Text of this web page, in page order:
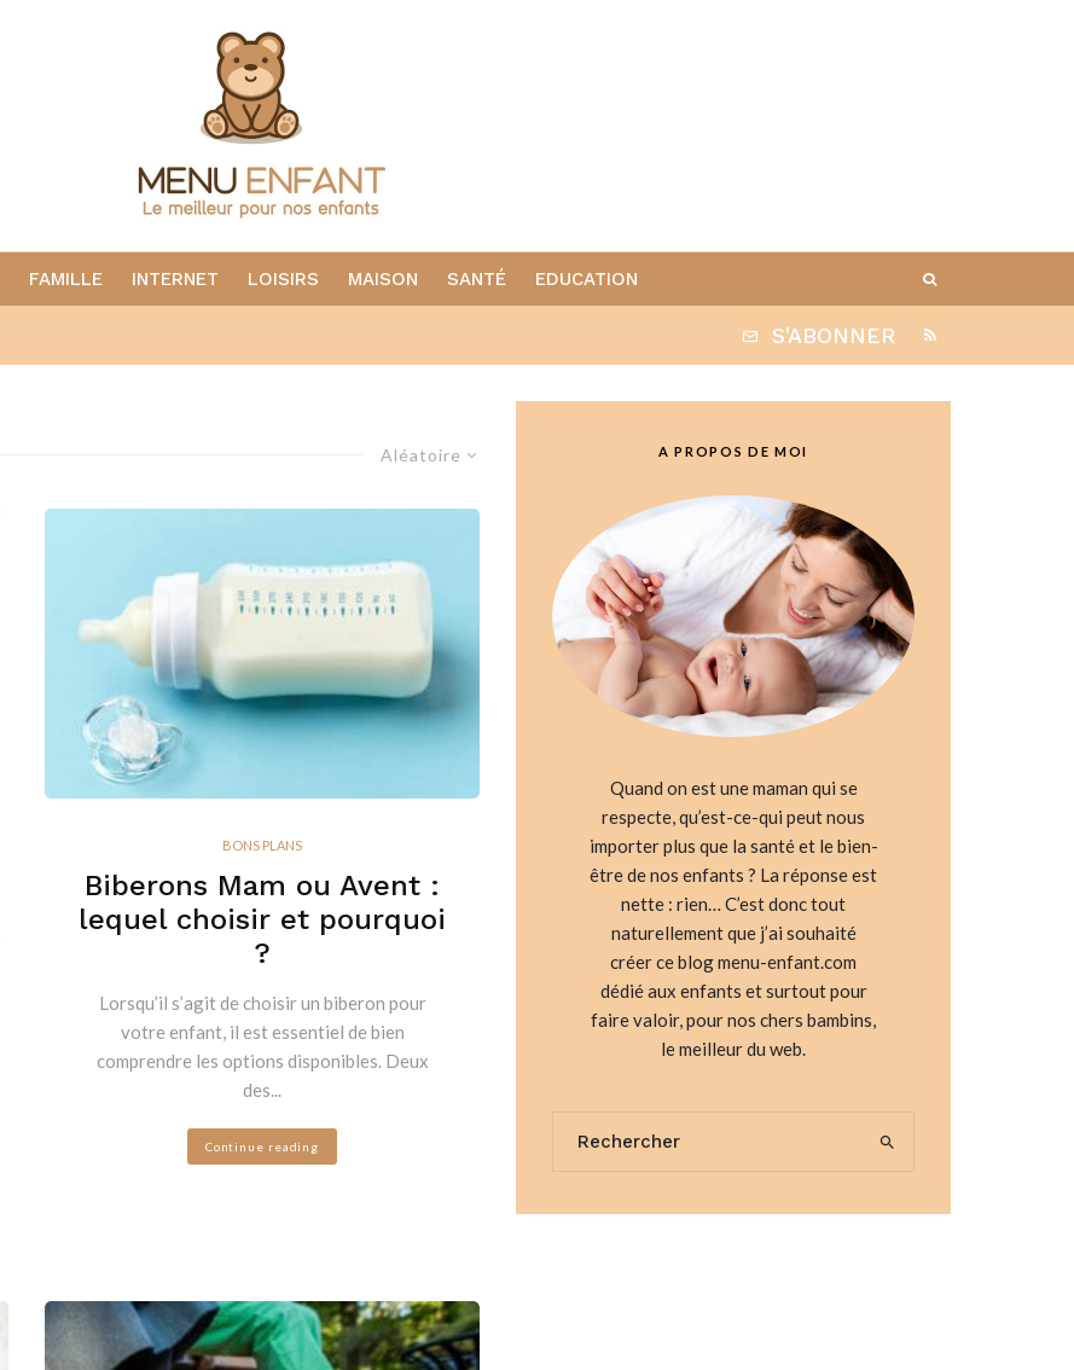
FAMILLE INTERNET LOISIRS MAISON SANTÉ EDUCATION
S'ABONNER
Aléatoire
BONS PLANS
Biberons Mam ou Avent :
lequel choisir et pourquoi
?
Lorsqu’il s’agit de choisir un biberon pour
votre enfant, il est essentiel de bien
comprendre les options disponibles. Deux
des...
Continue reading
A PROPOS DE MOI
Quand on est une maman qui se
respecte, qu’est-ce-qui peut nous
importer plus que la santé et le bien-
être de nos enfants ? La réponse est
nette : rien… C’est donc tout
naturellement que j’ai souhaité
créer ce blog menu-enfant.com
dédié aux enfants et surtout pour
faire valoir, pour nos chers bambins,
le meilleur du web.